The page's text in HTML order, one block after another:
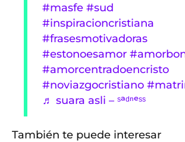
#masfe #sud
#inspiracioncristiana
#frasesmotivadoras
#estonoesamor
#amorcentradoencristo
#noviazgocristiano
♬ suara asli – ˢᵃᵈⁿᵉˢˢ
También te puede interesar